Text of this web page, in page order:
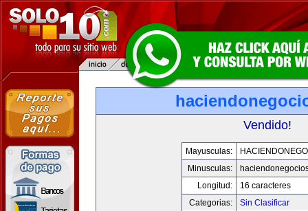
Vendido!
Mayusculas:
Minusculas:
Longitud:
16 caracteres
Categorias:
Sin Clasificar